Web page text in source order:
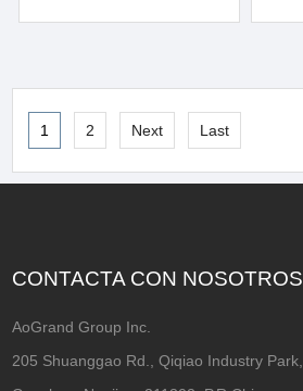
1 2 Next Last
CONTACTA CON NOSOTROS
AoGrand Group Inc.
205 Shuanggao Rd., Qiqiao Industry Park,